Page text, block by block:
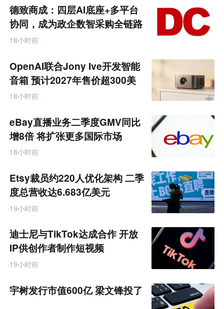
商
产
业
互
联
网
德致商成：四层AI底座+多平台
协同，成为政企数智采购全链路
服务商
18小时前
OpenAI联合Jony Ive开发智能
音箱 预计2027年售价超300美
元
18小时前
eBay直播业务二季度GMV同比
增8倍 将扩张更多国际市场
18小时前
Etsy裁员约220人优化架构 二季
度总营收达6.683亿美元
19小时前
迪士尼与TikTok达成合作 开放
IP供创作者制作短视频
19小时前
宇树发行市值600亿 梁文锋投了